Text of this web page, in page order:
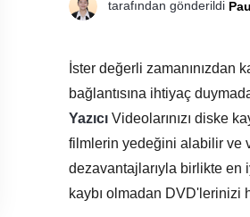
tarafından gönderildi
İster değerli zamanınızdan
bağlantısına ihtiyaç
Yazıcı Videolarınızı diske
filmlerin yedeğini alabilir ve
dezavantajlarıyla birlikte en
kaybı olmadan DVD'lerinizi